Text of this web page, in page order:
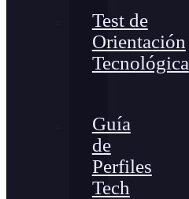
Test de
Orientación
Tecnológica
Guía
de
Perfiles
Tech